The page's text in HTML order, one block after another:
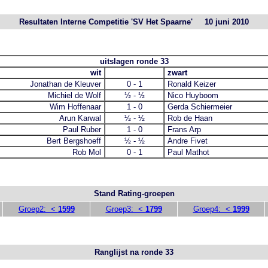
Resultaten Interne Competitie 'SV Het Spaarne' 10 juni 2010
uitslagen ronde 33
wit
zwart
Jonathan de Kleuver
0 - 1
Ronald Keizer
Michiel de Wolf
½ - ½
Nico Huyboom
Wim Hoffenaar
1 - 0
Gerda Schiermeier
Arun Karwal
½ - ½
Rob de Haan
Paul Ruber
1 - 0
Frans Arp
Bert Bergshoeff
½ - ½
Andre Fivet
Rob Mol
0 - 1 Paul Mathot
Stand Rating-groepen
Groep2: < 1599 Groep3: < 1799 Groep4: < 1999
Ranglijst na ronde 33